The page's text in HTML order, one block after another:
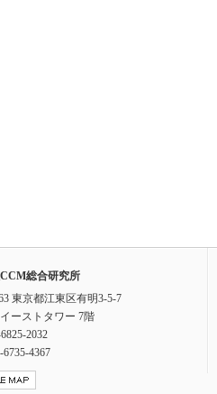
総合研究所
東京都江東区有明3-5-7
ーストタワー 7階
2032
4367